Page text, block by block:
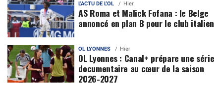
L'ACTU DE L'OL Hier
AS Roma et Malick Fofana : le Belge
annoncé en plan B pour le club italien
OL LYONNES Hier
OL Lyonnes : Canal+ prépare une série
documentaire au cœur de la saison
2026-2027